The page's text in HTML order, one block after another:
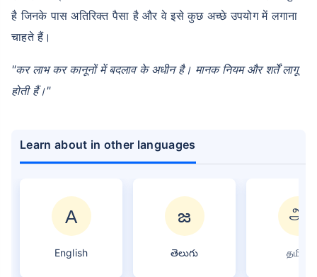
है जिनके पास अतिरिक्त पैसा है और वे इसे कुछ अच्छे उपयोग में लगाना
चाहते हैं।
"कर लाभ कर कानूनों में बदलाव के अधीन है। मानक नियम और शर्तें लागू
होती हैं।"
Learn about in other languages
English తెలుగు தமிழ்